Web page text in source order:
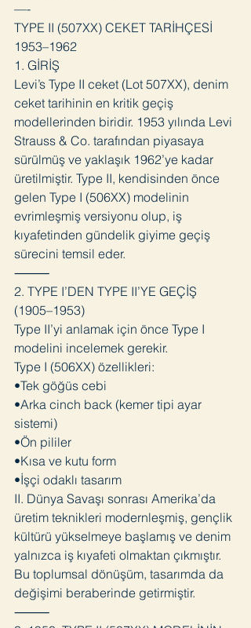
—-
TYPE II (507XX) CEKET TARİHÇESİ
1953–1962
1. GİRİŞ
Levi’s Type II ceket (Lot 507XX), denim
ceket tarihinin en kritik geçiş
modellerinden biridir. 1953 yılında Levi
Strauss & Co. tarafından piyasaya
sürülmüş ve yaklaşık 1962’ye kadar
üretilmiştir. Type II, kendisinden önce
gelen Type I (506XX) modelinin
evrimleşmiş versiyonu olup, iş
kıyafetinden gündelik giyime geçiş
sürecini temsil eder.
⸻
2. TYPE I’DEN TYPE II’YE GEÇİŞ
(1905–1953)
Type II’yi anlamak için önce Type I
modelini incelemek gerekir.
Type I (506XX) özellikleri:
•Tek göğüs cebi
•Arka cinch back (kemer tipi ayar
sistemi)
•Ön pililer
•Kısa ve kutu form
•İşçi odaklı tasarım
II. Dünya Savaşı sonrası Amerika’da
üretim teknikleri modernleşmiş, gençlik
kültürü yükselmeye başlamış ve denim
yalnızca iş kıyafeti olmaktan çıkmıştır.
Bu toplumsal dönüşüm, tasarımda da
değişimi beraberinde getirmiştir.
⸻